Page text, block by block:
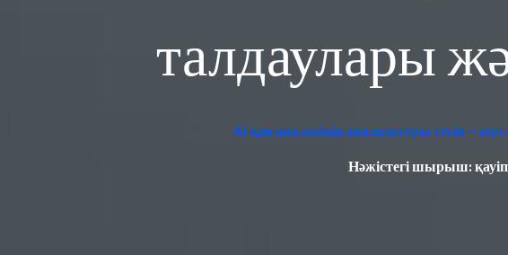
талдаулары
AI қан анализінің анализаторы тегін –
Нәжістегі шырыш: